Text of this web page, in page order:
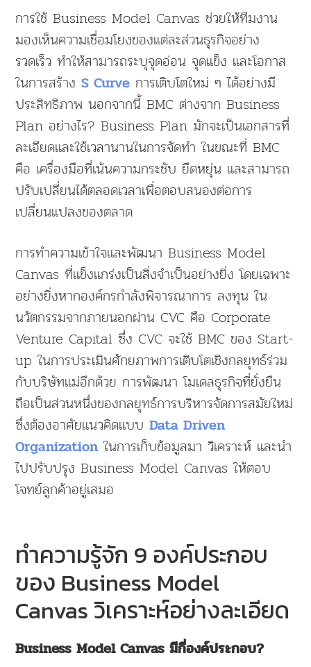
การใช้ Business Model Canvas ช่วยให้ทีมงาน
มองเห็นความเชื่อมโยงของแต่ละส่วนธุรกิจอย่าง
รวดเร็ว ทำให้สามารถระบุจุดอ่อน จุดแข็ง และโอกาส
ในการสร้างS Curve การเติบโตใหม่ ๆ ได้อย่างมี
ประสิทธิภาพ นอกจากนี้ BMC ต่างจาก Business
Plan อย่างไร? Business Plan มักจะเป็นเอกสารที่
ละเอียดและใช้เวลานานในการจัดทำ ในขณะที่ BMC
คือ เครื่องมือที่เน้นความกระชับ ยืดหยุ่น และสามารถ
ปรับเปลี่ยนได้ตลอดเวลาเพื่อตอบสนองต่อการ
เปลี่ยนแปลงของตลาด
การทำความเข้าใจและพัฒนา Business Model
Canvas ที่แข็งแกร่งเป็นสิ่งจำเป็นอย่างยิ่ง โดยเฉพาะ
อย่างยิ่งหากองค์กรกำลังพิจารณาการ ลงทุน ใน
นวัตกรรมจากภายนอกผ่าน CVC คือ Corporate
Venture Capital ซึ่ง CVC จะใช้ BMC ของ Start-
up ในการประเมินศักยภาพการเติบโตเชิงกลยุทธ์ร่วม
กับบริษัทแม่อีกด้วย การพัฒนา โมเดลธุรกิจที่ยั่งยืน
ถือเป็นส่วนหนึ่งของกลยุทธ์การบริหารจัดการสมัยใหม่
ซึ่งต้องอาศัยแนวคิดแบบData Driven
Organization ในการเก็บข้อมูลมา วิเคราะห์ และนำ
ไปปรับปรุง Business Model Canvas ให้ตอบ
โจทย์ลูกค้าอยู่เสมอ
ทำความรู้จัก 9 องค์ประกอบ
ของ Business Model
Canvas วิเคราะห์อย่างละเอียด
Business Model Canvas มีกี่องค์ประกอบ?